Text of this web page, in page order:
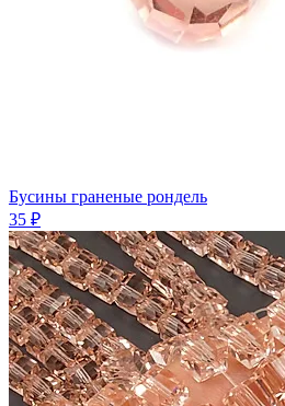
Бусины граненые рондель
35 ₽